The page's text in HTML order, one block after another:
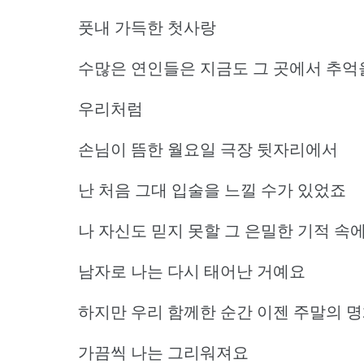
풋내 가득한 첫사랑
수많은 연인들은 지금도 그 곳에서 추억
우리처럼
손님이 뜸한 월요일 극장 뒷자리에서
난 처음 그대 입술을 느낄 수가 있었죠
나 자신도 믿지 못할 그 은밀한 기적 속에
남자로 나는 다시 태어난 거예요
하지만 우리 함께한 순간 이젠 주말의
가끔씩 나는 그리워져요